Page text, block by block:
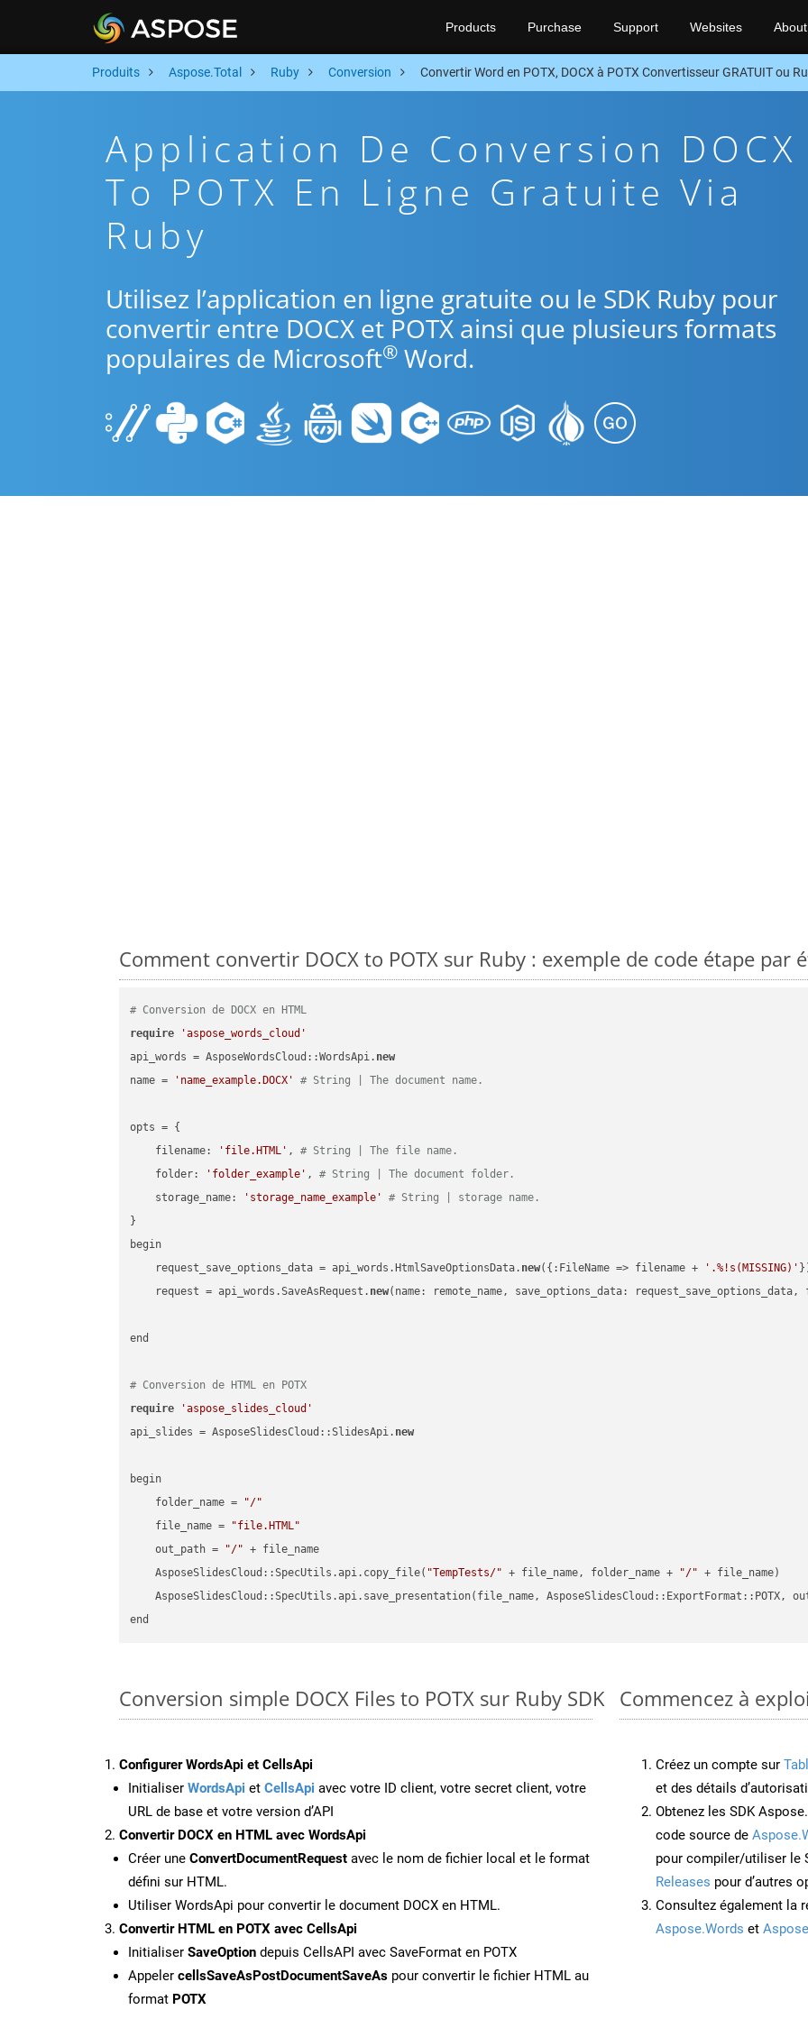
Products Purchase Support Websites About
Produits Aspose.Total Ruby Conversion Convertir Word en POTX, DOCX à POTX Convertisseur GRATUIT ou
Application De Conversion DOCX
To POTX En Ligne Gratuite Via
Ruby
Utilisez l’application en ligne gratuite ou le SDK Ruby pour
convertir entre DOCX et POTX ainsi que plusieurs formats
populaires de Microsoft® Word.
Comment convertir DOCX to POTX sur Ruby : exemple de code étape par
# Conversion de DOCX en HTML
require
'aspose_words_cloud'
api_words = AsposeWordsCloud::WordsApi. new
name =
'name_example.DOCX' # String | The document name.
opts = {
    filename:
'file.HTML' , # String | The file name.
    folder:
'folder_example' , # String | The document folder.
    storage_name:
'storage_name_example'
# String | storage name.
}
begin
    request_save_options_data = api_words.HtmlSaveOptionsData.
new({:FileName => filename + '.%!s(MISSING)'
    request = api_words.SaveAsRequest.
new(name: remote_name, save_options_data:
end
# Conversion de HTML en POTX
require
'aspose_slides_cloud'
api_slides = AsposeSlidesCloud::SlidesApi. new
begin
    folder_name =
"/"
    file_name =
"file.HTML"
    out_path =
"/" + file_name
    AsposeSlidesCloud::SpecUtils.api.copy_file(
"TempTests/" + file_name, folder_name + "/" + file_name)
AsposeSlidesCloud::SpecUtils.api.save_presentation(file_name, AsposeSlidesCloud::ExportFormat::POTX,
Conversion simple DOCX Files to POTX sur Ruby SDK
Configurer WordsApi et CellsApi
Initialiser WordsApi et CellsApi avec votre ID client, votre secret client, votre
URL de base et votre version d’API
Convertir DOCX en HTML avec WordsApi
Créer une ConvertDocumentRequest avec le nom de fichier local et le format
défini sur HTML.
Utiliser WordsApi pour convertir le document DOCX en HTML.
Convertir HTML en POTX avec CellsApi
Initialiser SaveOption depuis CellsAPI avec SaveFormat en POTX
Appeler cellsSaveAsPostDocumentSaveAs pour convertir le fichier HTML au
format POTX
Commencez à
Créez un compte sur
et des détails
Obtenez les SDK
code source de
pour compiler/utiliser le
Releases pour d’autres
Consultez également la
Aspose.Words et